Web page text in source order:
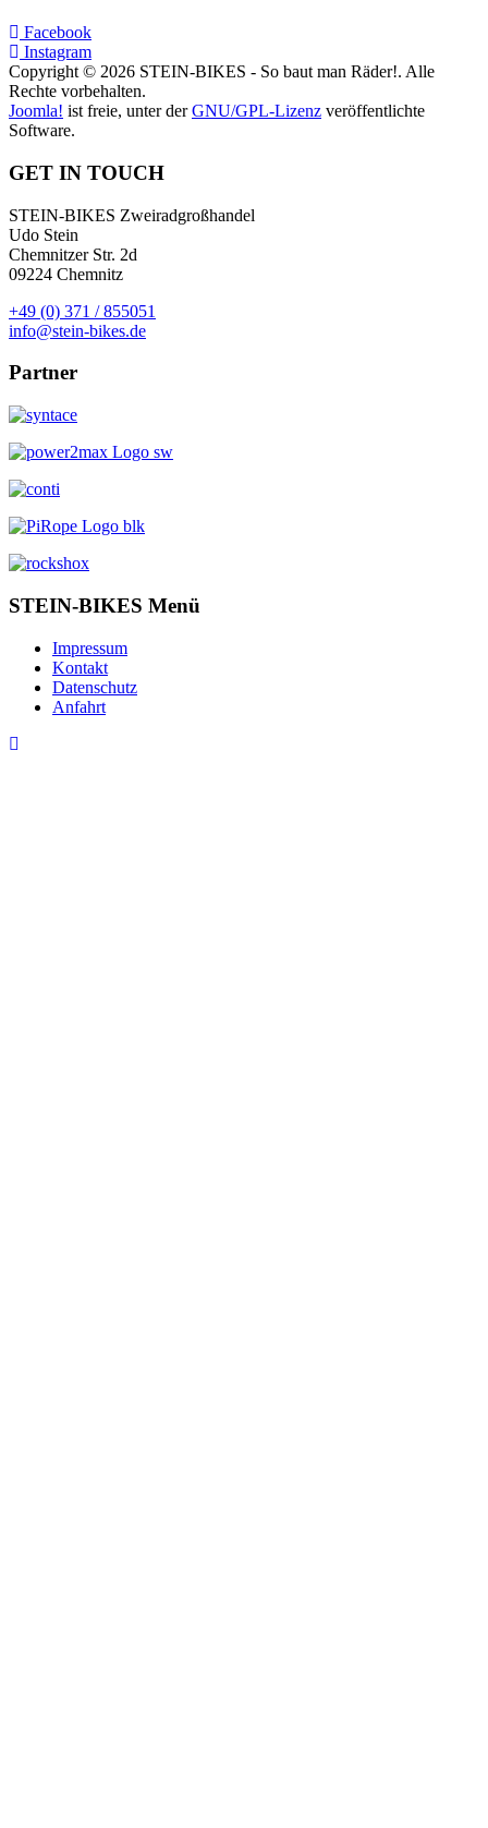
Facebook
Instagram
Copyright © 2026 STEIN-BIKES - So baut man Räder!. Alle
Rechte vorbehalten.
Joomla! ist freie, unter derGNU/GPL-Lizenz veröffentlichte
Software.
GET IN TOUCH
STEIN-BIKES Zweiradgroßhandel
Udo Stein
Chemnitzer Str. 2d
09224 Chemnitz
+49 (0) 371 / 855051
info@stein-bikes.de
Partner
STEIN-BIKES Menü
Impressum
Kontakt
Datenschutz
Anfahrt